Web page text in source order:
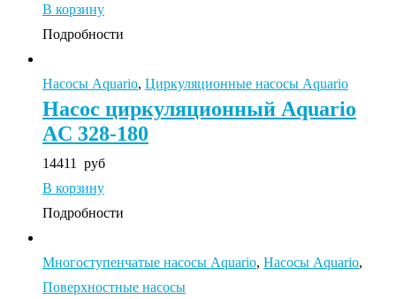
В корзину
Подробности
Насосы Aquario, Циркуляционные насосы Aquario
Насос циркуляционный Aquario
AC 328-180
14411
руб
В корзину
Подробности
Многоступенчатые насосы Aquario, Насосы Aquario,
Поверхностные насосы